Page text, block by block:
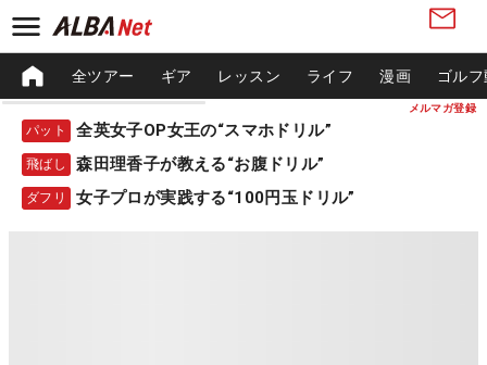
メルマガ登録
全ツアー ギア レッスン ライフ 漫画 ゴル
パット 全英女子OP女王の“スマホドリル”
飛ばし 森田理香子が教える“お腹ドリル”
ダフリ 女子プロが実践する“100円玉ドリル”